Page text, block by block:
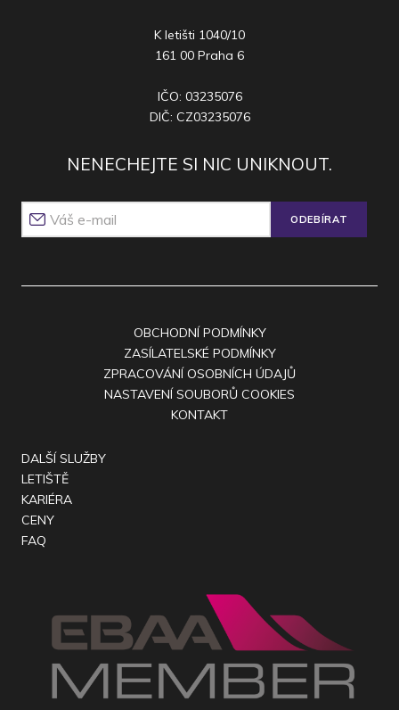
K letišti 1040/10
161 00 Praha 6
IČO: 03235076
DIČ: CZ03235076
NENECHEJTE SI NIC UNIKNOUT.
ODEBÍRAT
OBCHODNÍ PODMÍNKY
ZASÍLATELSKÉ PODMÍNKY
ZPRACOVÁNÍ OSOBNÍCH ÚDAJŮ
NASTAVENÍ SOUBORŮ COOKIES
KONTAKT
DALŠÍ SLUŽBY
LETIŠTĚ
KARIÉRA
CENY
FAQ